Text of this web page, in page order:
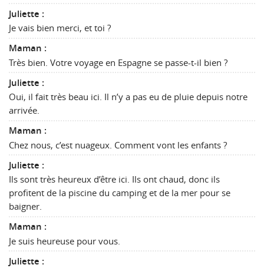
Juliette :
Je vais bien merci, et toi ?
Maman :
Très bien. Votre voyage en Espagne se passe-t-il bien ?
Juliette :
Oui, il fait très beau ici. Il n’y a pas eu de pluie depuis notre
arrivée.
Maman :
Chez nous, c’est nuageux. Comment vont les enfants ?
Juliette :
Ils sont très heureux d’être ici. Ils ont chaud, donc ils
profitent de la piscine du camping et de la mer pour se
baigner.
Maman :
Je suis heureuse pour vous.
Juliette :